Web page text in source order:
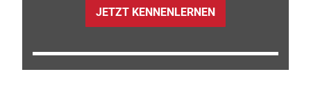
JETZT KENNENLERNEN